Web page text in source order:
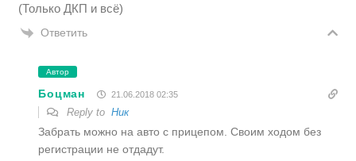
(Только ДКП и всё)
Ответить
Автор
Боцман 21.06.2018 02:35
Reply toНик
Забрать можно на авто с прицепом. Своим ходом без
регистрации не отдадут.